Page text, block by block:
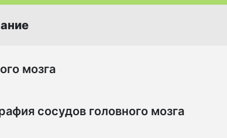
мозга
сосудов головного мозга